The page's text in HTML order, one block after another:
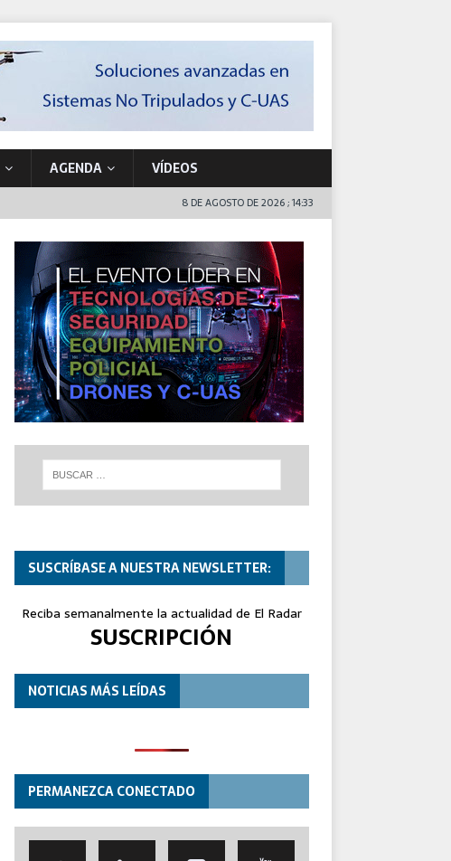
AGENDA VÍDEOS
8 DE AGOSTO DE 2026 ; 14:33
SUSCRÍBASE A NUESTRA NEWSLETTER:
Reciba semanalmente la actualidad de El Radar
SUSCRIPCIÓN
NOTICIAS MÁS LEÍDAS
PERMANEZCA CONECTADO